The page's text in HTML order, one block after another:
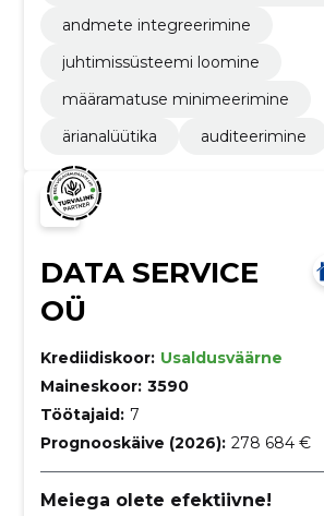
andmete integreerimine
juhtimissüsteemi loomine
määramatuse minimeerimine
ärianalüütika
auditeerimine
DATA SERVICE
OÜ
Krediidiskoor: Usaldusväärne
Maineskoor: 3590
Töötajaid: 7
Prognooskäive (2026): 278 684 €
Meiega olete efektiivne!